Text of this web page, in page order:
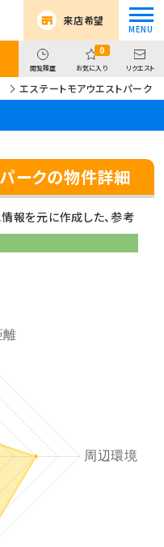
来店希望
閲覧履歴
0
お気に入り リクエスト
エステートモアウエストパーク
ークの物件詳細
報を元に作成した、参考